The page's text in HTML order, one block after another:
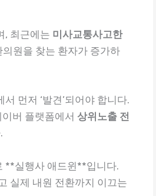
, 최근에는 미사교통사고한
원을 찾는 환자가 증가하
먼저 ‘발견’되어야 합니다.
버 플랫폼에서 상위노출 전
**실행사 애드윈**입니다.
실제 내원 전환까지 이끄는